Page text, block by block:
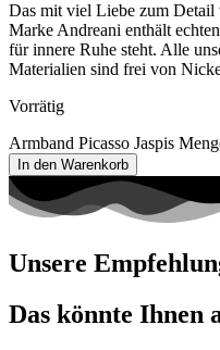
Das mit viel Liebe zum
Marke Andreani enthält
für innere Ruhe steht. Alle
Materialien sind frei von
Vorrätig
Armband Picasso Jaspis
In den Warenkorb
Unsere
Das könnte Ihnen